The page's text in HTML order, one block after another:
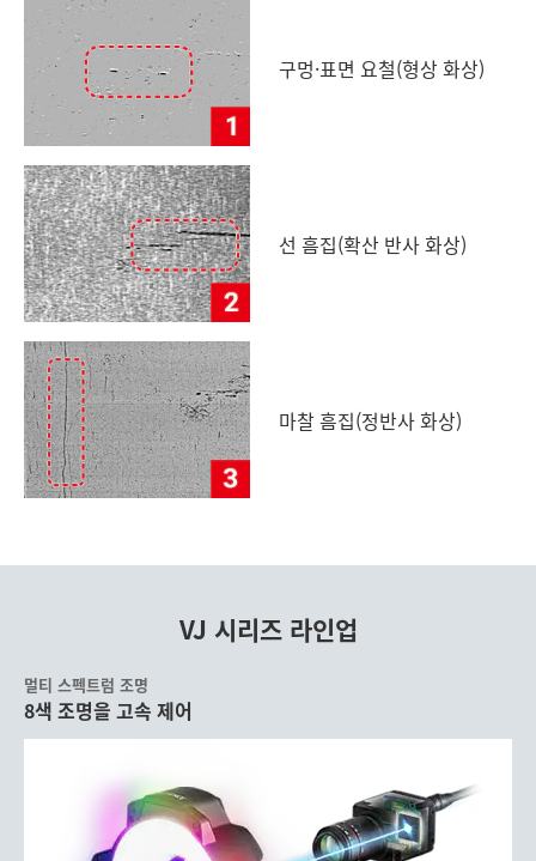
구멍·표면 요철(형상 화상)
선 흠집(확산 반사 화상)
마찰 흠집(정반사 화상)
VJ 시리즈 라인업
멀티 스펙트럼 조명
8색 조명을 고속 제어